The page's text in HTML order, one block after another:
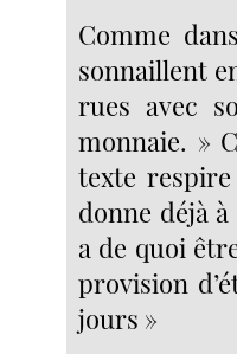
Comme
sonnaillent
rues avec
monnaie. »
texte
donne déjà
a de quoi
provision
jours »